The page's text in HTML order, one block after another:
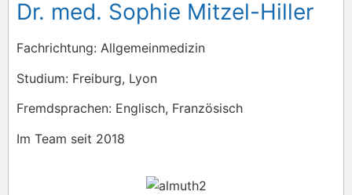
Dr. med. Sophie Mitzel-Hiller
Fachrichtung: Allgemeinmedizin
Studium: Freiburg, Lyon
Fremdsprachen: Englisch, Französisch
Im Team seit 2018